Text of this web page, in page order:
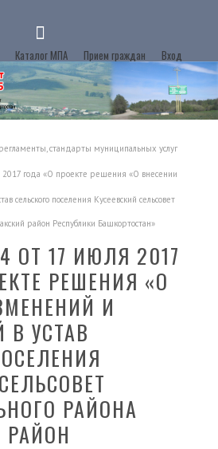
Каталог МПА Прием граждан Вход
стандарты муниципальных услуг
года «О проекте решения «О внесении
сельского поселения Кусеевский сельсовет
район Республики Башкортостан»
ОТ 17 ИЮЛЯ 2017
РЕШЕНИЯ «О
И
УСТАВ
РАЙОНА